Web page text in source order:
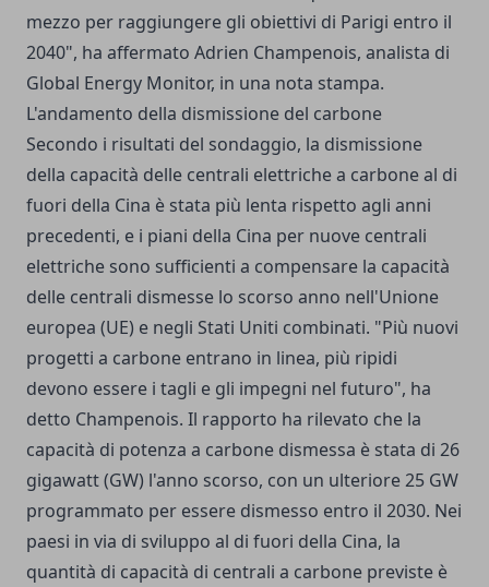
mezzo per raggiungere gli obiettivi di Parigi entro il
2040", ha affermato Adrien Champenois, analista di
Global Energy Monitor, in una nota stampa.
L'andamento della dismissione del carbone
Secondo i risultati del sondaggio, la dismissione
della capacità delle centrali elettriche a carbone al di
fuori della Cina è stata più lenta rispetto agli anni
precedenti, e i piani della Cina per nuove centrali
elettriche sono sufficienti a compensare la capacità
delle centrali dismesse lo scorso anno nell'Unione
europea (UE) e negli Stati Uniti combinati. "Più nuovi
progetti a carbone entrano in linea, più ripidi
devono essere i tagli e gli impegni nel futuro", ha
detto Champenois. Il rapporto ha rilevato che la
capacità di potenza a carbone dismessa è stata di 26
gigawatt (GW) l'anno scorso, con un ulteriore 25 GW
programmato per essere dismesso entro il 2030. Nei
paesi in via di sviluppo al di fuori della Cina, la
quantità di capacità di centrali a carbone previste è